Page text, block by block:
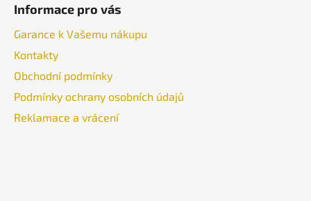
Informace pro vás
Garance k Vašemu nákupu
Kontakty
Obchodní podmínky
Podmínky ochrany osobních údajů
Reklamace a vrácení